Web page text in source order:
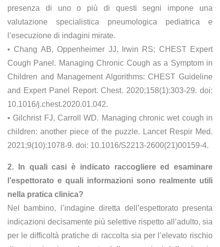
presenza di uno o più di questi segni impone una
valutazione specialistica pneumologica pediatrica e
l’esecuzione di indagini mirate.
• Chang AB, Oppenheimer JJ, Irwin RS; CHEST Expert
Cough Panel. Managing Chronic Cough as a Symptom in
Children and Management Algorithms: CHEST Guideline
and Expert Panel Report. Chest. 2020;158(1):303-29. doi:
10.1016/j.chest.2020.01.042.
• Gilchrist FJ, Carroll WD. Managing chronic wet cough in
children: another piece of the puzzle. Lancet Respir Med.
2021;9(10):1078-9. doi: 10.1016/S2213-2600(21)00159-4.
2. In quali casi è indicato raccogliere ed esaminare
l’espettorato e quali informazioni sono realmente utili
nella pratica clinica?
Nel bambino, l’indagine diretta dell’espettorato presenta
indicazioni decisamente più selettive rispetto all’adulto, sia
per le difficoltà pratiche di raccolta sia per l’elevato rischio